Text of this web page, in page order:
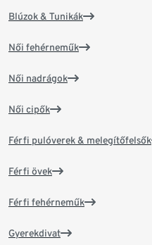
Blúzok & Tunikák
Női fehérneműk
Női nadrágok
Női cipők
Férfi pulóverek & melegítőfelsők
Férfi övek
Férfi fehérneműk
Gyerekdivat